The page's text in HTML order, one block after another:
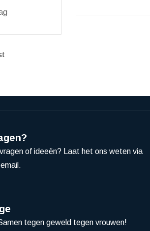
of ideeën? Laat het ons weten via
tegen geweld tegen vrouwen!